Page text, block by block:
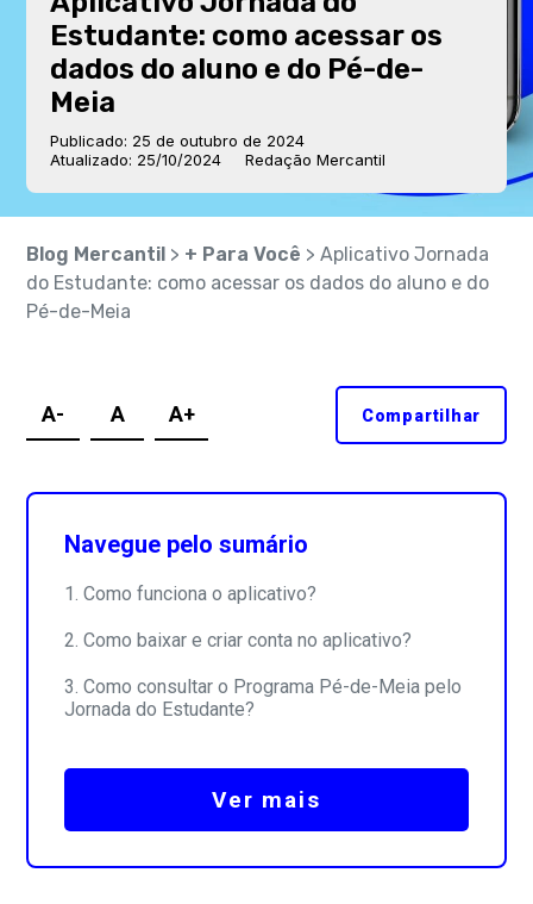
Estudante: como acessar os
dados do aluno e do Pé-de-
Meia
Publicado: 25 de outubro de 2024
Atualizado: 25/10/2024
Redação Mercantil
Blog Mercantil > + Para Você > Aplicativo Jornada
do Estudante: como acessar os dados do aluno e do
Pé-de-Meia
A- A A+ Compartilhar
Navegue pelo sumário
Como funciona o aplicativo?
Como baixar e criar conta no aplicativo?
Como consultar o Programa Pé-de-Meia pelo
Jornada do Estudante?
Ver mais